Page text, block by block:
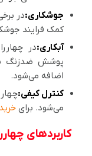
جوشکاری:در
کمک فرایند
آبکاری:در
پوشش ضدزنگ
اضافه می‌شود.
کنترل کیفی:
می‌شود. برای
کاربردهای